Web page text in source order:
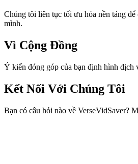
Chúng tôi liên tục tối ưu hóa nền tảng
mình.
Vì Cộng Đồng
Ý kiến đóng góp của bạn định hình dịch
Kết Nối Với Chúng Tôi
Bạn có câu hỏi nào về VerseVidSaver?